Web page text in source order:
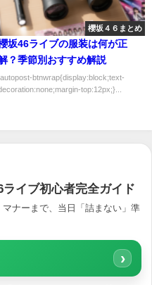
櫻坂４６まとめ
坂46ライブの服装は何が正
？季節別おすすめ解説
.autopost-btnwrap{display:block;text-
top:12px;}...
イブ初心者完全ガイド
ナーまで、当日「詰まない」準
›